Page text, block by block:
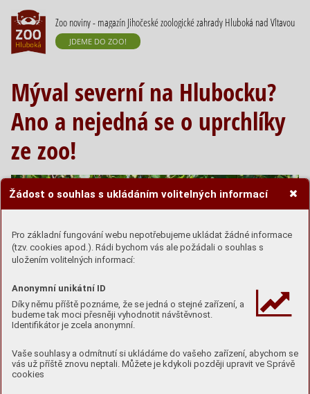
Žádost o souhlas s ukládáním volitelných informací
Pro základní fungování webu nepotřebujeme ukládat žádné informace
(tzv. cookies apod.). Rádi bychom vás ale požádali o souhlas s
uložením volitelných informací:
Anonymní unikátní ID
Díky němu příště poznáme, že se jedná o stejné zařízení, a
budeme tak moci přesněji vyhodnotit návštěvnost.
Identifikátor je zcela anonymní.
Vaše souhlasy a odmítnutí si ukládáme do vašeho zařízení, abychom se
vás už příště znovu neptali. Můžete je kdykoli později upravit ve Správě
cookies
Zoo noviny - magazín Jihočeské zoologické zahrady Hluboká nad Vltavou
JDEME DO ZOO!
Mýval severní na Hlubocku?
Ano a nejedná se o uprchlíky
ze zoo!